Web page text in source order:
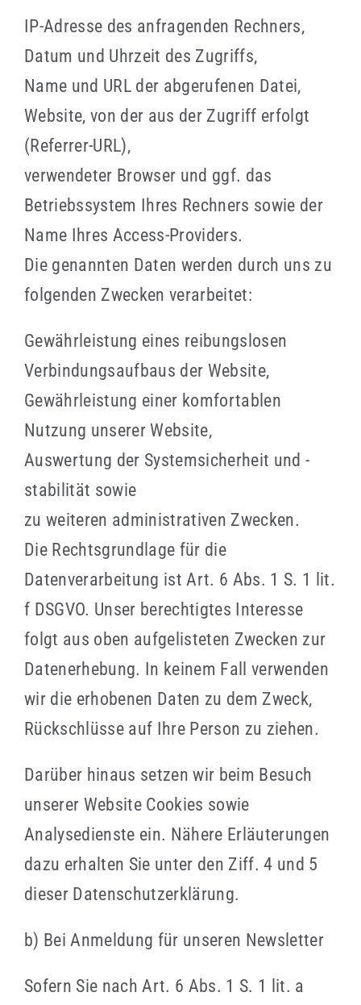
IP-Adresse des anfragenden Rechners,
Datum und Uhrzeit des Zugriffs,
Name und URL der abgerufenen Datei,
Website, von der aus der Zugriff erfolgt
(Referrer-URL),
verwendeter Browser und ggf. das
Betriebssystem Ihres Rechners sowie der
Name Ihres Access-Providers.
Die genannten Daten werden durch uns zu
folgenden Zwecken verarbeitet:
Gewährleistung eines reibungslosen
Verbindungsaufbaus der Website,
Gewährleistung einer komfortablen
Nutzung unserer Website,
Auswertung der Systemsicherheit und -
stabilität sowie
zu weiteren administrativen Zwecken.
Die Rechtsgrundlage für die
Datenverarbeitung ist Art. 6 Abs. 1 S. 1 lit.
f DSGVO. Unser berechtigtes Interesse
folgt aus oben aufgelisteten Zwecken zur
Datenerhebung. In keinem Fall verwenden
wir die erhobenen Daten zu dem Zweck,
Rückschlüsse auf Ihre Person zu ziehen.
Darüber hinaus setzen wir beim Besuch
unserer Website Cookies sowie
Analysedienste ein. Nähere Erläuterungen
dazu erhalten Sie unter den Ziff. 4 und 5
dieser Datenschutzerklärung.
b) Bei Anmeldung für unseren Newsletter
Sofern Sie nach Art. 6 Abs. 1 S. 1 lit. a